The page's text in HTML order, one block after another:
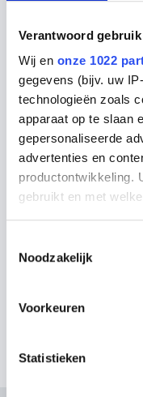
Verantwoord
Wij en onze 1022
gegevens (bijv. uw
technologieën zoals
apparaat op te slaan
gepersonaliseerde
advertenties en
productontwikkeling.
gebruikt en met
Informatie
Uw apparaat
op specifieke
verwerkt en stel uw
Noodzakelijk
Voorkeuren
Statistieken
maat
Inmeet
3D-